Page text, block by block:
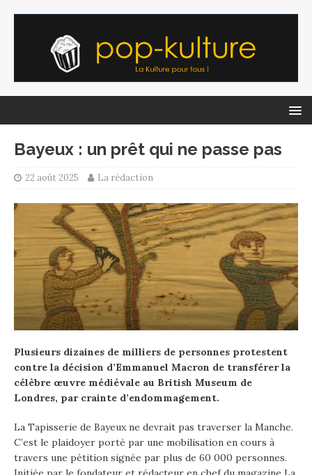
Bayeux : un prêt qui ne passe pas
22 août 2025 La rédaction
Plusieurs dizaines de milliers de personnes protestent
contre la décision d’Emmanuel Macron de transférer la
célèbre œuvre médiévale au British Museum de
Londres, par crainte d’endommagement.
La Tapisserie de Bayeux ne devrait pas traverser la Manche.
C’est le plaidoyer porté par une mobilisation en cours à
travers une pétition signée par plus de 60 000 personnes.